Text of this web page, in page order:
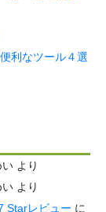
利なツール４選
い より
い より
Starレビュー に